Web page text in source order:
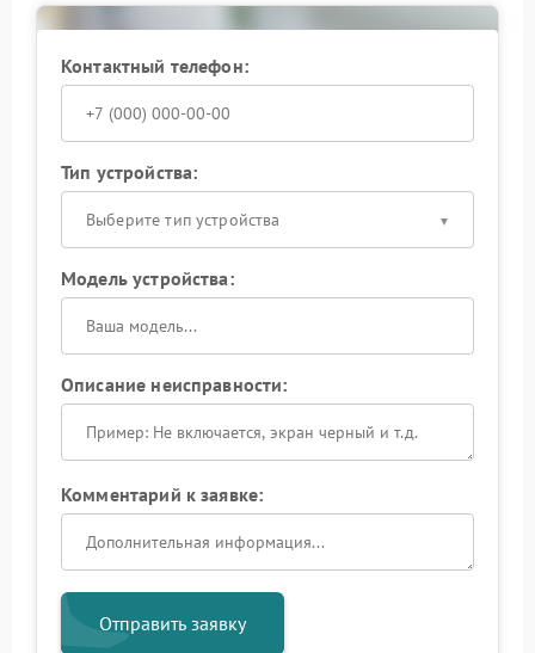
Контактный телефон:
Тип устройства:
Выберите тип устройства
Модель устройства:
Описание неисправности:
Комментарий к заявке:
Отправить заявку